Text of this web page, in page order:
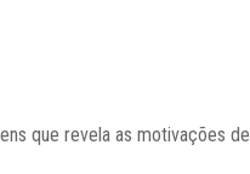
que revela as motivações de